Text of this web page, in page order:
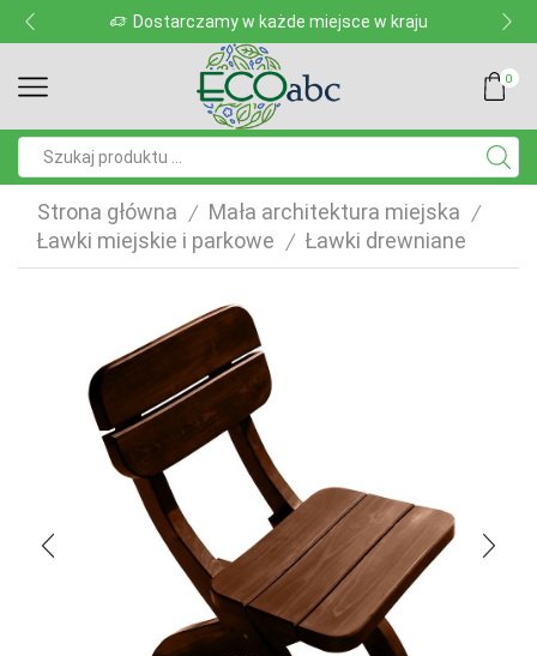
Dostarczamy w każde miejsce w kraju
0
Strona główna / Mała architektura miejska /
Ławki miejskie i parkowe / Ławki drewniane